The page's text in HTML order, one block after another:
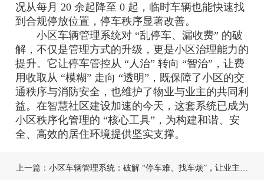
况从每月 20 余起降至 0 起，临时车辆也能快速找
到合规停放位置，停车秩序显著改善。
小区车辆管理系统对 “乱停车、漏收费” 的破
解，不仅是管理方式的升级，更是小区治理能力的
提升。它让停车管控从 “人治” 转向 “智治”，让费
用收取从 “模糊” 走向 “透明”，既保障了小区的交
通秩序与消防安全，也维护了物业与业主的共同利
益。在智慧社区建设加速的今天，这套系统已成为
小区秩序化管理的 “核心工具”，为构建和谐、安
全、高效的居住环境提供坚实支撑。
上一篇： 小区车辆管理系统：破解 “停车难、找车烦”，让业主出行更顺畅